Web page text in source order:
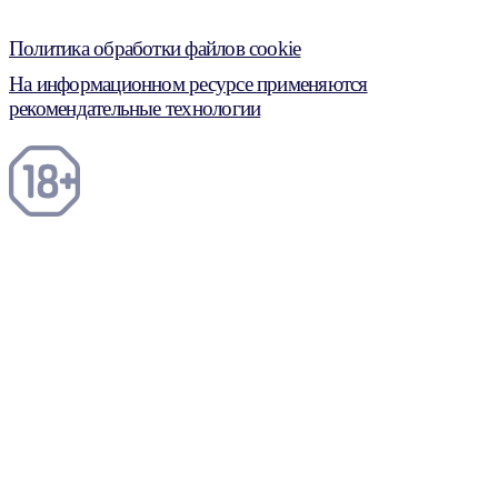
Политика обработки файлов cookie
На информационном ресурсе применяются
рекомендательные технологии